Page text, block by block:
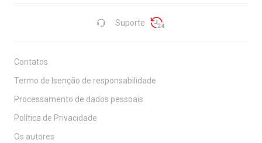
Suporte
Contatos
Termo de Isenção de responsabilidade
Processamento de dados pessoais
Política de Privacidade
Os autores